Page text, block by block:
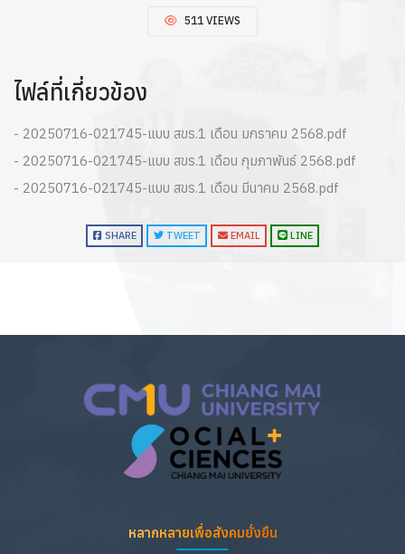
511 VIEWS
ไฟล์ที่เกี่ยวข้อง
- 20250716-021745-แบบ สขร.1 เดือน มกราคม 2568.pdf
- 20250716-021745-แบบ สขร.1 เดือน กุมภาพันธ์ 2568.pdf
- 20250716-021745-แบบ สขร.1 เดือน มีนาคม 2568.pdf
SHARE TWEET EMAIL LINE
หลากหลายเพื่อสังคมยั่งยืน